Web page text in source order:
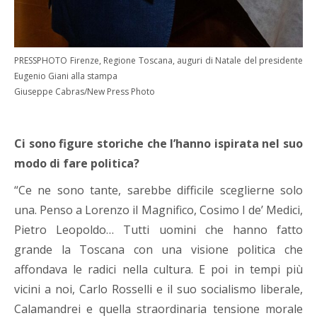
PRESSPHOTO Firenze, Regione Toscana, auguri di Natale del presidente
Eugenio Giani alla stampa
Giuseppe Cabras/New Press Photo
Ci sono figure storiche che l’hanno ispirata nel suo
modo di fare politica?
“Ce ne sono tante, sarebbe difficile sceglierne solo
una. Penso a Lorenzo il Magnifico, Cosimo I de’ Medici,
Pietro Leopoldo… Tutti uomini che hanno fatto
grande la Toscana con una visione politica che
affondava le radici nella cultura. E poi in tempi più
vicini a noi, Carlo Rosselli e il suo socialismo liberale,
Calamandrei e quella straordinaria tensione morale